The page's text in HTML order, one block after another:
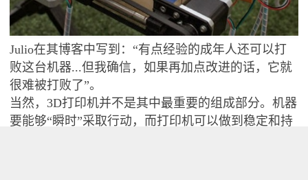
Julio在其博客中写到：“有点经验的成年人还可以打
败这台机器...但我确信，如果再加点改进的话，它就
很难被打败了”。
当然，3D打印机并不是其中最重要的组成部分。机器
要能够“瞬时”采取行动，而打印机可以做到稳定和持